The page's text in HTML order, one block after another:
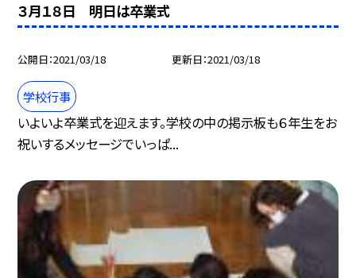
３月１８日 明日は卒業式
公開日 2021/03/18 更新日 2021/03/18
学校行事
いよいよ卒業式を迎えます。学校の中の掲示板も６年生をお
祝いするメッセージでいっぱ...